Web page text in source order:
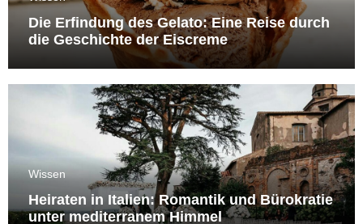
Die Erfindung des Gelato: Eine Reise durch
die Geschichte der Eiscreme
Wissen
Heiraten in Italien: Romantik und Bürokratie
unter mediterranem Himmel